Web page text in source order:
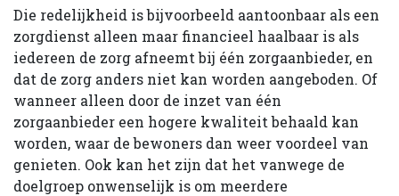
Die redelijkheid is bijvoorbeeld aantoonbaar als een
zorgdienst alleen maar financieel haalbaar is als
iedereen de zorg afneemt bij één zorgaanbieder, en
dat de zorg anders niet kan worden aangeboden. Of
wanneer alleen door de inzet van één
zorgaanbieder een hogere kwaliteit behaald kan
worden, waar de bewoners dan weer voordeel van
genieten. Ook kan het zijn dat het vanwege de
doelgroep onwenselijk is om meerdere